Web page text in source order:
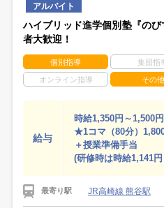
アルバイト
ハイブリッド進学個別塾『の
者大歓迎！
個別指導 集団指導
オンライン指導 その他
給与
時給1,350円～1,500円
★1コマ（80分）
＋授業準備手当
(研修時は時給1,141
最寄り駅 JR高崎線 熊谷駅